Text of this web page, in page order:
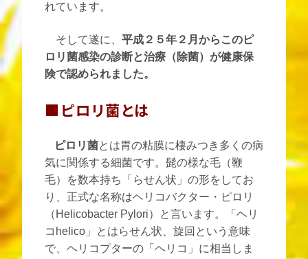
れています。
そして遂に、 平成２５年２月からこのピ
ロリ菌感染の診断と治療（除菌）が健康保
険で認められました。
■ピロリ菌とは
ピロリ菌とは胃の粘膜に棲みつき多くの病
気に関係する細菌です。髭の様な毛（鞭
毛）を数本持ち「らせん状」の形をしてお
り、正式な名称はヘリコバクター・ピロリ
（Helicobacter Pylori）と言います。「ヘリ
コhelico」とはらせん状、旋回という意味
で、ヘリコプターの「ヘリコ」に相当しま